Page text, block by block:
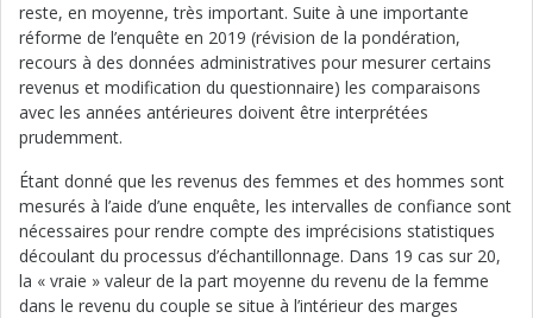
reste, en moyenne, très important. Suite à une importante
réforme de l’enquête en 2019 (révision de la pondération,
recours à des données administratives pour mesurer certains
revenus et modification du questionnaire) les comparaisons
avec les années antérieures doivent être interprétées
prudemment.
Étant donné que les revenus des femmes et des hommes sont
mesurés à l’aide d’une enquête, les intervalles de confiance sont
nécessaires pour rendre compte des imprécisions statistiques
découlant du processus d’échantillonnage. Dans 19 cas sur 20,
la « vraie » valeur de la part moyenne du revenu de la femme
dans le revenu du couple se situe à l’intérieur des marges